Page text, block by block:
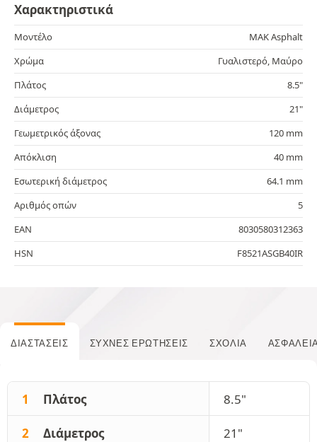
Χαρακτηριστικά
Μοντέλο
MAK Asphalt
Χρώμα
Γυαλιστερό, Μαύρο
Πλάτος
8.5"
Διάμετρος
21"
Γεωμετρικός άξονας
120 mm
Απόκλιση
40 mm
Εσωτερική διάμετρος
64.1 mm
Αριθμός οπών
5
EAN
8030580312363
HSN
F8521ASGB40IR
ΔΙΑΣΤΆΣΕΙΣ ΣΥΧΝΈΣ ΕΡΩΤΉΣΕΙΣ ΣΧΌΛΙΑ
1 Πλάτος 8.5"
2 Διάμετρος 21"